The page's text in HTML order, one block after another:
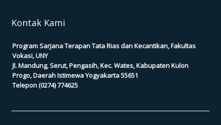
Kontak Kami
Program Sarjana Terapan Tata Rias dan Kecantikan, Fakultas
Vokasi, UNY
Jl. Mandung, Serut, Pengasih, Kec. Wates, Kabupaten Kulon
Progo, Daerah Istimewa Yogyakarta 55651
Telepon (0274) 774625